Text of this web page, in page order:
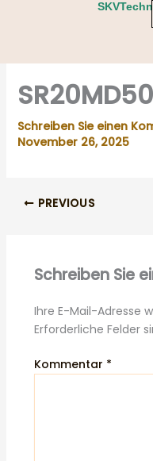
Schreiben Sie einen
November 26, 2025
PREVIOUS
Schreiben Sie
Ihre E-Mail-Adresse
Erforderliche Felder
Kommentar *